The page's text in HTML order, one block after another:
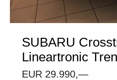
SUBARU
Lineartronic
EUR 29.990,—